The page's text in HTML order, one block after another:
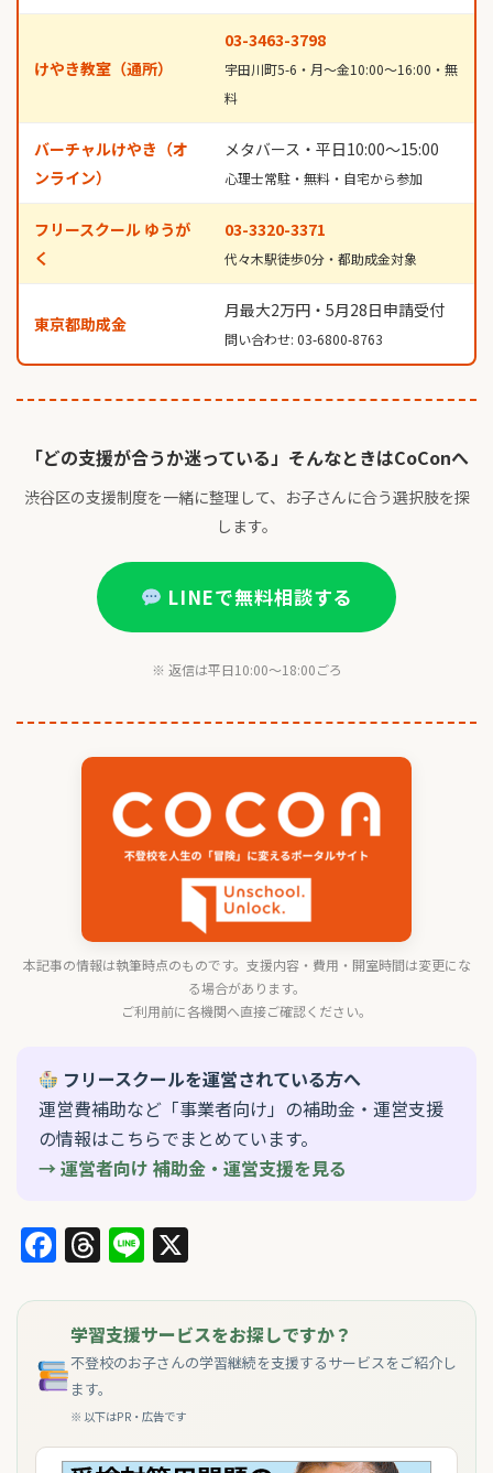
けやき教室（通所）
03-3463-3798
宇田川町5-6・月〜金10:00〜16:00・無
料
バーチャルけやき（オ
ンライン）
メタバース・平日10:00〜15:00
心理士常駐・無料・自宅から参加
フリースクール ゆうが
く
03-3320-3371
代々木駅徒歩0分・都助成金対象
東京都助成金
月最大2万円・5月28日申請受付
問い合わせ: 03-6800-8763
「どの支援が合うか迷っている」そんなときはCoConへ
渋谷区の支援制度を一緒に整理して、お子さんに合う選択肢を探
します。
LINEで無料相談する
※ 返信は平日10:00〜18:00ごろ
本記事の情報は執筆時点のものです。支援内容・費用・開室時間は変更にな
る場合があります。
ご利用前に各機関へ直接ご確認ください。
フリースクールを運営されている方へ
運営費補助など「事業者向け」の補助金・運営支援
の情報はこちらでまとめています。
→ 運営者向け 補助金・運営支援を見る
Facebook
Threads
Line
学習支援サービスをお探しですか？
不登校のお子さんの学習継続を支援するサービスをご紹介し
ます。
※ 以下はPR・広告です